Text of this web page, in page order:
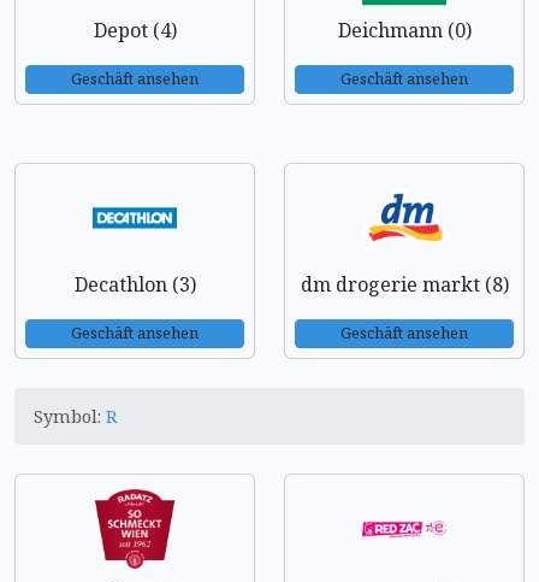
Depot (4)
Geschäft ansehen
Deichmann (0)
Geschäft ansehen
Decathlon (3)
Geschäft ansehen
dm drogerie markt (8)
Geschäft ansehen
Symbol: R